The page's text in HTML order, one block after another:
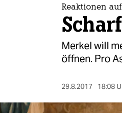
Reaktionen
Merkel will
öffnen. Pro
29.8.2017 18:08